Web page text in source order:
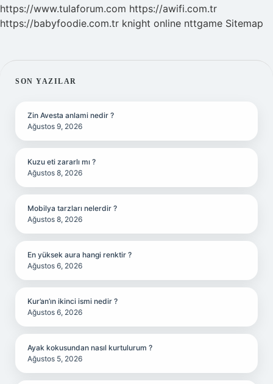
https://www.tulaforum.com https://awifi.com.tr
https://babyfoodie.com.tr knight online nttgame Sitemap
SIDEBAR
SON YAZILAR
Zin Avesta anlami nedir ?
Ağustos 9, 2026
Kuzu eti zararlı mı ?
Ağustos 8, 2026
Mobilya tarzları nelerdir ?
Ağustos 8, 2026
En yüksek aura hangi renktir ?
Ağustos 6, 2026
Kur’an’ın ikinci ismi nedir ?
Ağustos 6, 2026
Ayak kokusundan nasıl kurtulurum ?
Ağustos 5, 2026